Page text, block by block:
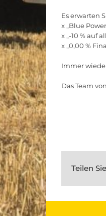
Es erwarten
x „Blue
x „-10 % auf
x „0,00 %
Immer
Das Team
Teilen